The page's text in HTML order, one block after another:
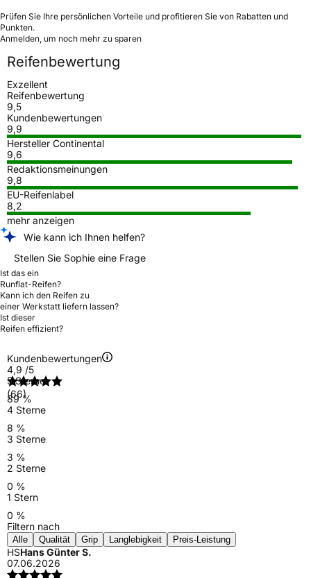
Prüfen Sie Ihre persönlichen Vorteile und profitieren Sie von Rabatten und
Punkten.
Anmelden, um noch mehr zu sparen
Reifenbewertung
Exzellent
Reifenbewertung
9,5
Kundenbewertungen
9,9
Hersteller Continental
9,6
Redaktionsmeinungen
9,8
EU-Reifenlabel
8,2
mehr anzeigen
Wie kann ich Ihnen helfen?
Stellen Sie Sophie eine Frage
Ist das ein
Runflat-Reifen?
Kann ich den Reifen zu
einer Werkstatt liefern lassen?
Ist dieser
Reifen effizient?
Kundenbewertungen
4,9 /5
(66)
5 Sterne
89 %
4 Sterne
8 %
3 Sterne
3 %
2 Sterne
0 %
1 Stern
0 %
Filtern nach
Alle Qualität Grip Langlebigkeit Preis-Leistung
HSHans Günter S.
07.06.2026